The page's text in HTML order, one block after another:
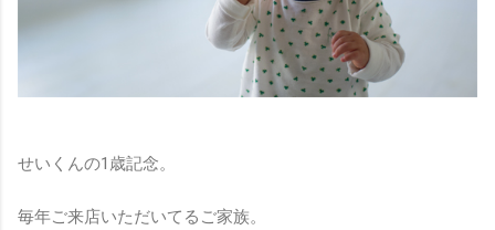
せいくんの1歳記念。
毎年ご来店いただいてるご家族。